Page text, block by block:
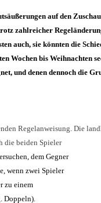
auf den
zahlreicher
auch, sie könnten die
Wochen bis Weihnachten
und denen dennoch die
Regelanweisung. Die
die beiden Spieler
dem Gegner
wenn zwei Spieler
zu einem
Doppeln).